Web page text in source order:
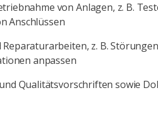
von Anlagen, z. B.
Anschlüssen
z. B.
anpassen
Qualitätsvorschriften sowie